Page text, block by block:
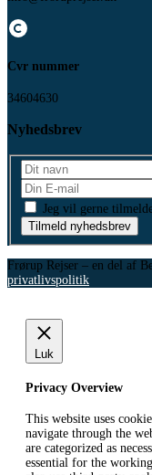
Cvr nummer
34604630
Nyhedsbrev
Jeg vil gerne
Tilmeld nyhedsbrev
Frørup Rejser – en del af
privatlivspolitik
Luk
Privacy Overview
This website uses
navigate through the
are categorized as
essential for the